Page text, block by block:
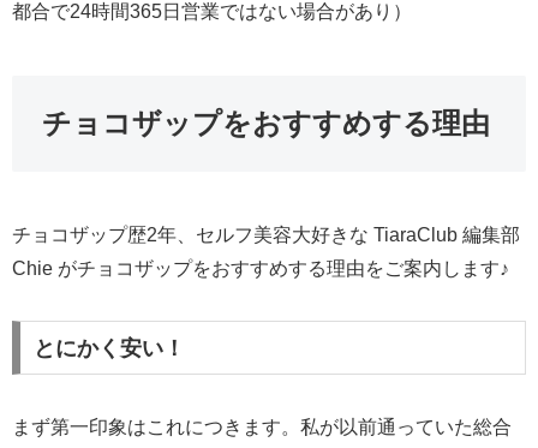
都合で24時間365日営業ではない場合があり）
チョコザップをおすすめする理由
チョコザップ歴2年、セルフ美容大好きな TiaraClub 編集部
Chie がチョコザップをおすすめする理由をご案内します♪
とにかく安い！
まず第一印象はこれにつきます。私が以前通っていた総合